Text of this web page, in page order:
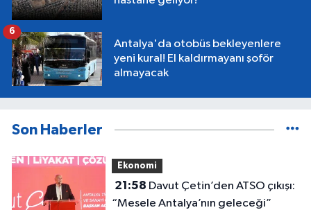
Antalya'da otobüs bekleyenlere
yeni kural! El kaldırmayanı şoför
almayacak
6
Son Haberler
Ekonomi
21:58
“Mesele Antalya’nın geleceği”